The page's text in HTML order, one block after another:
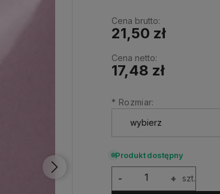
Cena brutto:
21,50 zł
Cena netto:
17,48 zł
* Rozmiar:
Produkt dostępny
+
- szt.